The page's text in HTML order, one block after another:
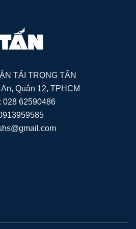
TẢI TRỌNG TẤN
Quận 12, TPHCM
028 62590486